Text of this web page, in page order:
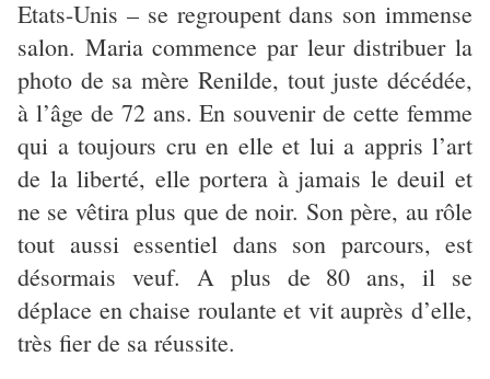
Etats-Unis – se regroupent dans son immense
salon. Maria commence par leur distribuer la
photo de sa mère Renilde, tout juste décédée,
à l’âge de 72 ans. En souvenir de cette femme
qui a toujours cru en elle et lui a appris l’art
de la liberté, elle portera à jamais le deuil et
ne se vêtira plus que de noir. Son père, au rôle
tout aussi essentiel dans son parcours, est
désormais veuf. A plus de 80 ans, il se
déplace en chaise roulante et vit auprès d’elle,
très fier de sa réussite.